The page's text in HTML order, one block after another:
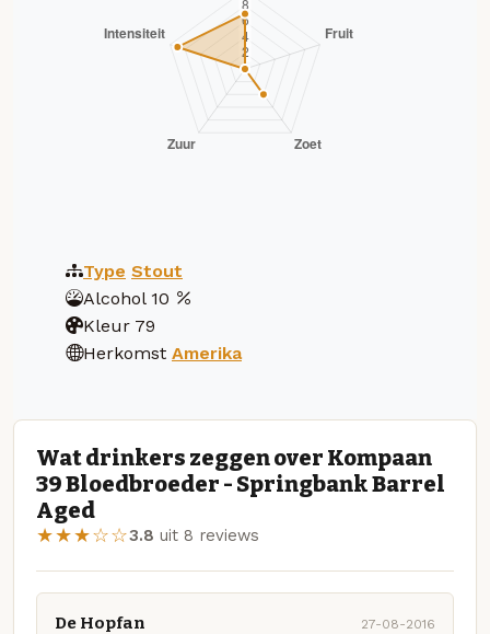
Type Stout
Alcohol 10
Kleur 79
Herkomst Amerika
Wat drinkers zeggen over Kompaan
39 Bloedbroeder - Springbank Barrel
Aged
★★★☆☆3.8 uit 8 reviews
De Hopfan 27-08-2016